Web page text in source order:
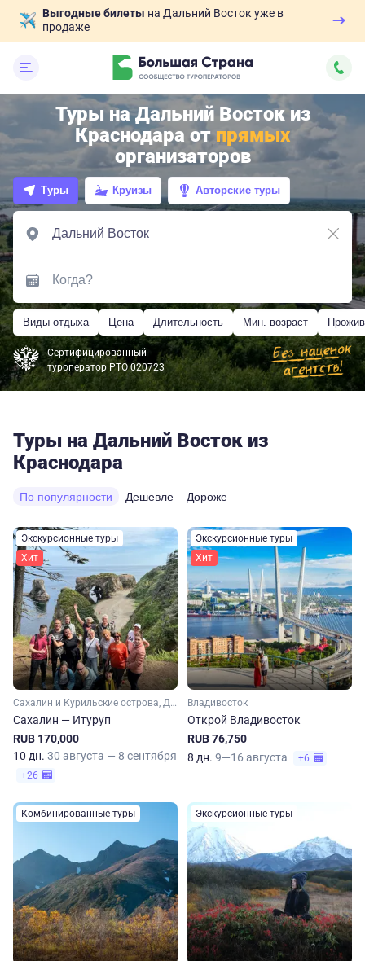
Выгодные билеты на Дальний Восток уже в
продаже
Туры на Дальний Восток из
Краснодара отпрямых
организаторов
Туры Круизы Авторские туры
Виды отдыха Цена Длительность Мин. возраст
Сертифицированный
туроператор РТО 020723
Туры на Дальний Восток из
Краснодара
По популярности Дешевле Дороже
Экскурсионные туры
Хит
Сахалин и Курильские острова, Дальний Восток
Сахалин — Итуруп
RUB 170,000
10 дн. 30 августа — 8 сентября
+26
Экскурсионные туры
Хит
Владивосток
Открой Владивосток
RUB 76,750
8 дн. 9—16 августа +6
Комбинированные туры Экскурсионные туры